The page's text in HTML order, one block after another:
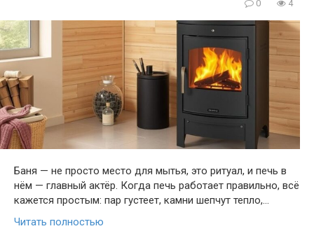
0
4
Баня — не просто место для мытья, это ритуал, и печь в
нём — главный актёр. Когда печь работает правильно, всё
кажется простым: пар густеет, камни шепчут тепло,…
Читать полностью